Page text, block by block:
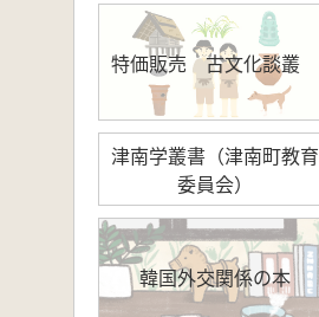
特価販売 古文化談叢
津南学叢書（津南町教育
委員会）
韓国外交関係の本